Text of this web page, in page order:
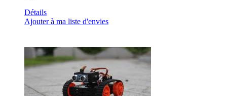
Détails
Ajouter à ma liste d'envies